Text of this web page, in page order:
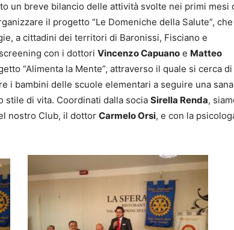
un breve bilancio delle attività svolte nei primi mesi
il progetto “Le Domeniche della Salute”, che
a cittadini dei territori di Baronissi, Fisciano e
con i dottori Vincenzo Capuano e Matteo
“Alimenta la Mente”, attraverso il quale si cerca di
i bambini delle scuole elementari a seguire una sana
di vita. Coordinati dalla socia Sirella Renda,
nostro Club, il dottor Carmelo Orsi, e con la